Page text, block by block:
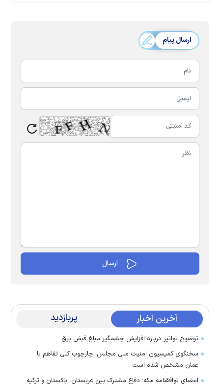
ارسال پیام
آخرین اخبار پربازدید
توضیح توانیر درباره افزایش چشمگیر مبلغ قبض برق
سخنگوی کمیسیون امنیت ملی مجلس: چارچوب کلی تفاهم با
عمان مشخص شده است
امضای توافقنامه مکه؛ دفاع مشترک بین عربستان، پاکستان و ترکیه